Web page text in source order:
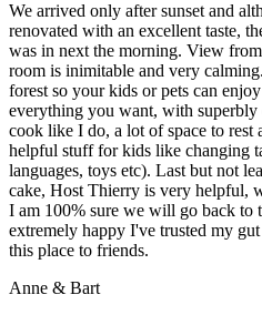
We arrived only after sunset and
renovated with an excellent taste,
was in next the morning. View
room is inimitable and very
forest so your kids or pets can
everything you want, with
cook like I do, a lot of space to rest
helpful stuff for kids like changing
languages, toys etc). Last but not
cake, Host Thierry is very helpful,
I am 100% sure we will go back to
extremely happy I've trusted my
this place to friends.
Anne & Bart